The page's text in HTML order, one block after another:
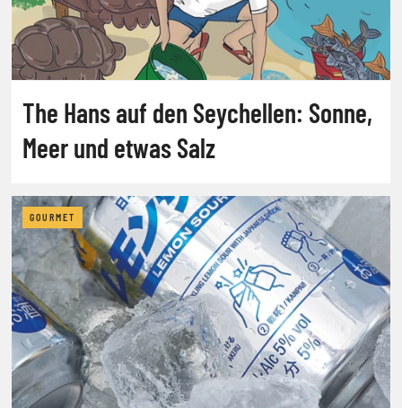
The Hans auf den Seychellen: Sonne,
Meer und etwas Salz
GOURMET